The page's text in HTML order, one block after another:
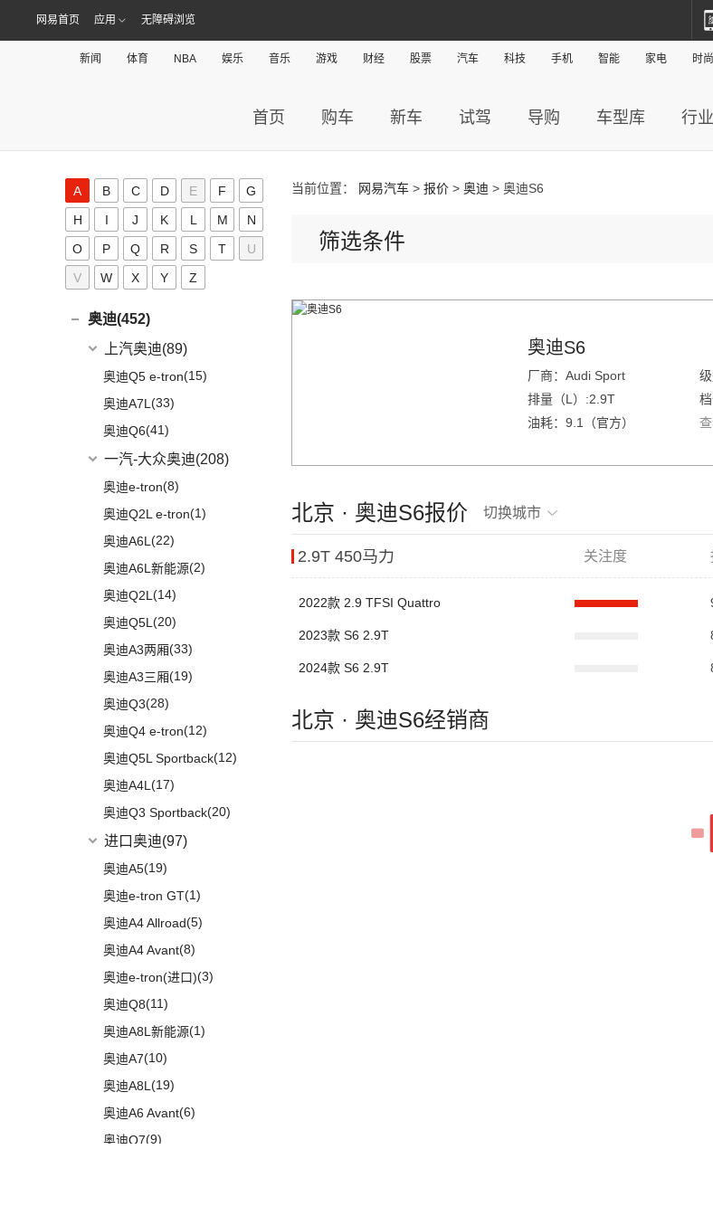
网易首页 应用 无障碍浏览
新闻 体育 NBA 娱乐 音乐 游戏 财经 股票 汽车 科技 手机 智能 家电 时尚
首页 购车 新车 试驾 导购 车型库 行业
A B C D E F
G
H
I J K L M
N
O
P Q R S T
U
V
W X Y Z
A
AITO(36)
赛力斯汽车
问界M9(6)
问界M5 EV
问界M7 (14)
问界M5(14)
奥迪(452)
上汽奥迪(89)
奥迪Q5 e-tron(15)
奥迪A7L (33)
奥迪Q6(41)
一汽-大众奥迪(208)
奥迪e-tron(8)
奥迪Q2L e-tron(1)
奥迪A6L (22)
奥迪A6L新能源(2)
奥迪Q2L (14)
奥迪Q5L (20)
奥迪A3两厢(33)
奥迪A3三厢(19)
奥迪Q3(28)
奥迪Q4 e-tron(12)
奥迪Q5L Sportback(12)
奥迪A4L (17)
奥迪Q3 Sportback(20)
进口奥迪(97)
奥迪A5(19)
奥迪e-tron GT(1)
奥迪A4 Allroad(5)
奥迪A4 Avant(8)
奥迪e-tron(进口)(3)
奥迪Q8(11)
奥迪A8L新能源(1)
奥迪A7(10)
奥迪A8L (19)
奥迪A6 Avant(6)
奥迪Q7(9)
当前位置： 网易汽车 > 报价 > 奥迪 > 奥迪S6
筛选条件
奥迪S6
厂商：Audi Sport
排量（L）:2.9T
油耗：9.1（官方）
北京 · 奥迪S6报价 切换城市
2.9T 450马力 关注度
2022款 2.9 TFSI Quattro
2023款 S6 2.9T
2024款 S6 2.9T
北京 · 奥迪S6经销商